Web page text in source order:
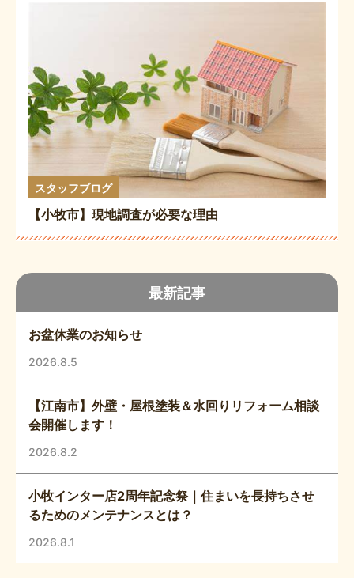
最新記事
お盆休業のお知らせ
2026.8.5
【江南市】外壁・屋根塗装＆水回りリフォーム相談
会開催します！
2026.8.2
小牧インター店2周年記念祭｜住まいを長持ちさせ
るためのメンテナンスとは？
2026.8.1
スタッフブログ
【小牧市】現地調査が必要な理由